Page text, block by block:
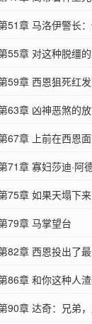
51章 马洛伊警长
55章 对这种脱缰
好
59章 西恩狙死红
63章 凶神恶煞的
67章 上前在西恩
71章 寡妇莎迪·阿
斯顿
75章 如果天塌下
吧
79章 马掌望台
82章 西恩投出了最
86章 和你这种人
恶心
90章 达奇：兄弟